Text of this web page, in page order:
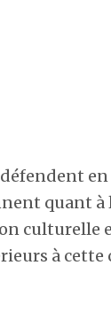
défendent
quant à
culturelle
à